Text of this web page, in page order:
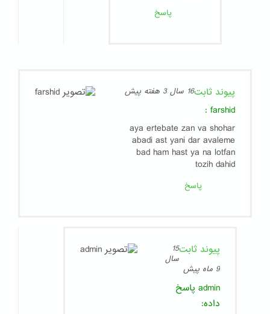
پاسخ
پیوند ثابت16 سال 3 هفته پیش
farshid
:
aya ertebate zan va shohar
abadi ast yani dar avaleme
bad ham hast ya na lotfan
tozih dahid
پاسخ
پیوند ثابت15
سال
9 ماه پیش
admin پاسخ
داده: